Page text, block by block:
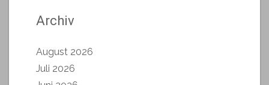
Archiv
August 2026
Juli 2026